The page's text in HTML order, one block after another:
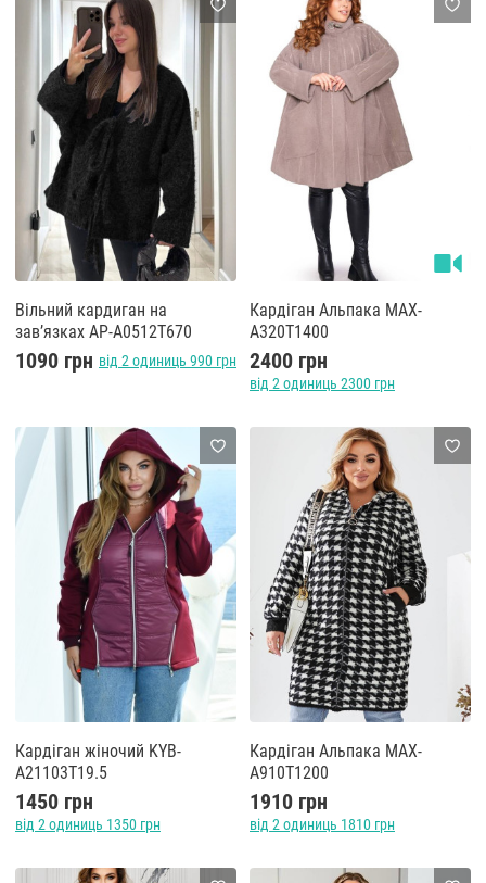
Вільний кардиган на
завʼязках AP-A0512T670
1090 грн від 2 одиниць 990 грн
Кардіган Альпака MAX-
A320T1400
2400 грн
від 2 одиниць 2300 грн
Кардіган жіночий KYB-
A21103T19.5
1450 грн
від 2 одиниць 1350 грн
Кардіган Альпака MAX-
A910T1200
1910 грн
від 2 одиниць 1810 грн